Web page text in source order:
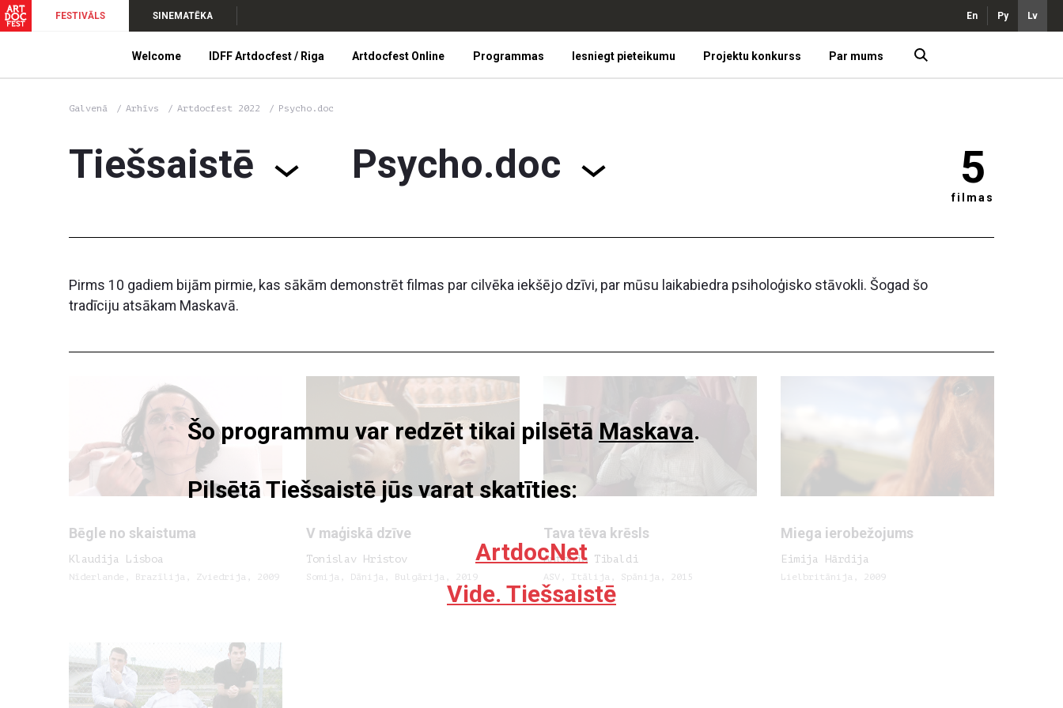
FESTIVĀLS SINEMATĒKA En Ру Lv
Welcome IDFF Artdocfest / Riga Artdocfest Online Programmas Iesniegt pieteikumu Projektu konkurss Par mums
Galvenā Arhīvs Artdocfest 2022 Psycho.doc
Tiešsaistē Psycho.doc 5
filmas
Pirms 10 gadiem bijām pirmie, kas sākām demonstrēt filmas par cilvēka iekšējo dzīvi, par mūsu laikabiedra psiholoģisko stāvokli. Šogad šo
tradīciju atsākam Maskavā.
Bēgle no skaistuma
Klaudija Lisboa
Nīderlande, Brazīlija, Zviedrija, 2009
V maģiskā dzīve
Tonislav Hristov
Somija, Dānija, Bulgārija, 2019
Tava tēva krēsls
Antonio Tibaldi
ASV, Itālija, Spānija, 2015
Miega ierobežojums
Eimija Hārdija
Lielbritānija, 2009
Šo programmu var redzēt tikai pilsētā Maskava.
Pilsētā Tiešsaistē jūs varat skatīties:
ArtdocNet
Vide. Tiešsaistē